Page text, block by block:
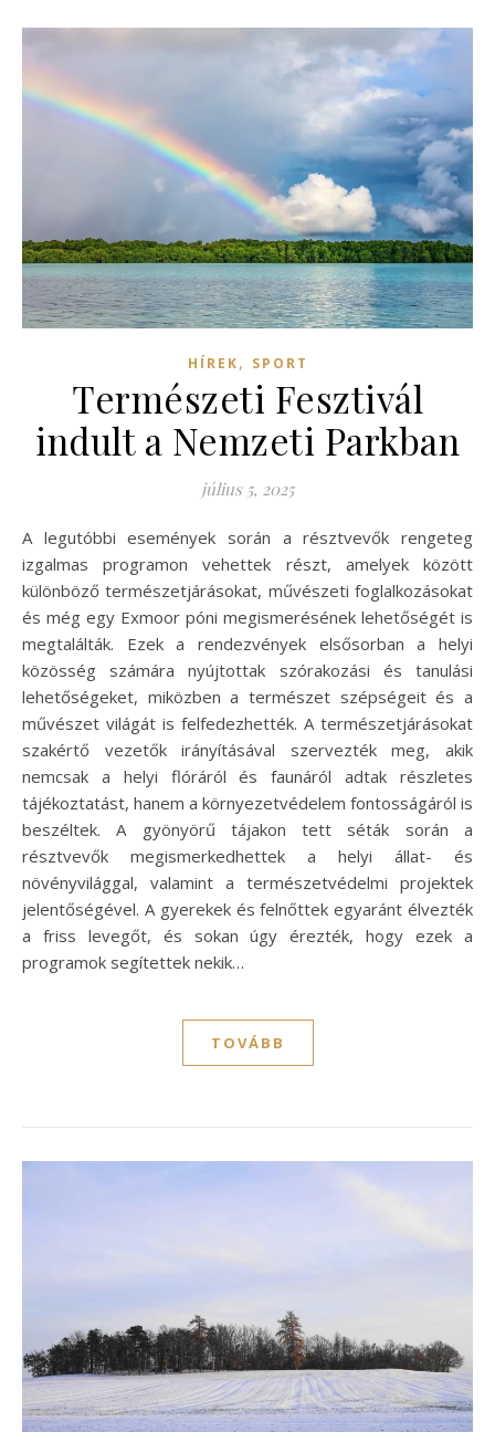
HÍREK, SPORT
Természeti Fesztivál
indult a Nemzeti Parkban
július 5, 2025
A legutóbbi események során a résztvevők rengeteg
izgalmas programon vehettek részt, amelyek között
különböző természetjárásokat, művészeti foglalkozásokat
és még egy Exmoor póni megismerésének lehetőségét is
megtalálták. Ezek a rendezvények elsősorban a helyi
közösség számára nyújtottak szórakozási és tanulási
lehetőségeket, miközben a természet szépségeit és a
művészet világát is felfedezhették. A természetjárásokat
szakértő vezetők irányításával szervezték meg, akik
nemcsak a helyi flóráról és faunáról adtak részletes
tájékoztatást, hanem a környezetvédelem fontosságáról is
beszéltek. A gyönyörű tájakon tett séták során a
résztvevők megismerkedhettek a helyi állat- és
növényvilággal, valamint a természetvédelmi projektek
jelentőségével. A gyerekek és felnőttek egyaránt élvezték
a friss levegőt, és sokan úgy érezték, hogy ezek a
programok segítettek nekik…
TOVÁBB